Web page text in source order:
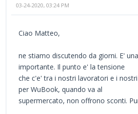
03-24-2020, 03:24 PM
Ciao Matteo,
ne stiamo discutendo da giorni. E'
importante. Il punto e' la tensione
che c'e' tra i nostri lavoratori e i
per WuBook, quando va al
supermercato, non offrono sconti.